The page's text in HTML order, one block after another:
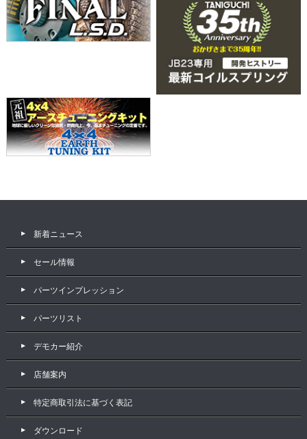
新着ニュース
セール情報
パーツインプレッション
パーツリスト
デモカー紹介
店舗案内
特定商取引法に基づく表記
ダウンロード